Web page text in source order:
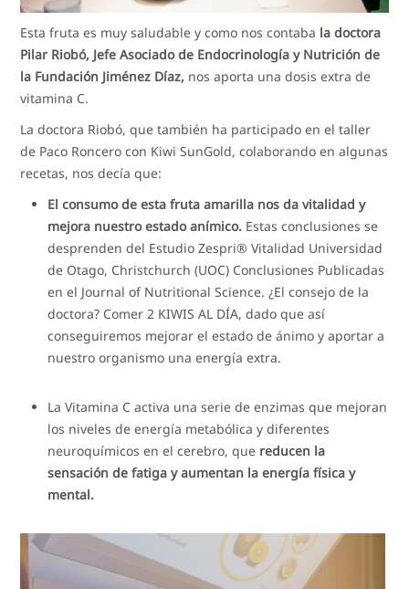
Esta fruta es muy saludable y como nos contaba la doctora
Pilar Riobó, Jefe Asociado de Endocrinología y Nutrición de
la Fundación Jiménez Díaz, nos aporta una dosis extra de
vitamina C.
La doctora Riobó, que también ha participado en el taller
de Paco Roncero con Kiwi SunGold, colaborando en algunas
recetas, nos decía que:
El consumo de esta fruta amarilla nos da vitalidad y
mejora nuestro estado anímico. Estas conclusiones se
desprenden del Estudio Zespri® Vitalidad Universidad
de Otago, Christchurch (UOC) Conclusiones Publicadas
en el Journal of Nutritional Science. ¿El consejo de la
doctora? Comer 2 KIWIS AL DÍA, dado que así
conseguiremos mejorar el estado de ánimo y aportar a
nuestro organismo una energía extra.
La Vitamina C activa una serie de enzimas que mejoran
los niveles de energía metabólica y diferentes
neuroquímicos en el cerebro, que reducen la
sensación de fatiga y aumentan la energía física y
mental.